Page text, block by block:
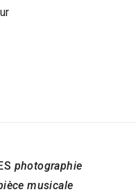
photographie
musicale